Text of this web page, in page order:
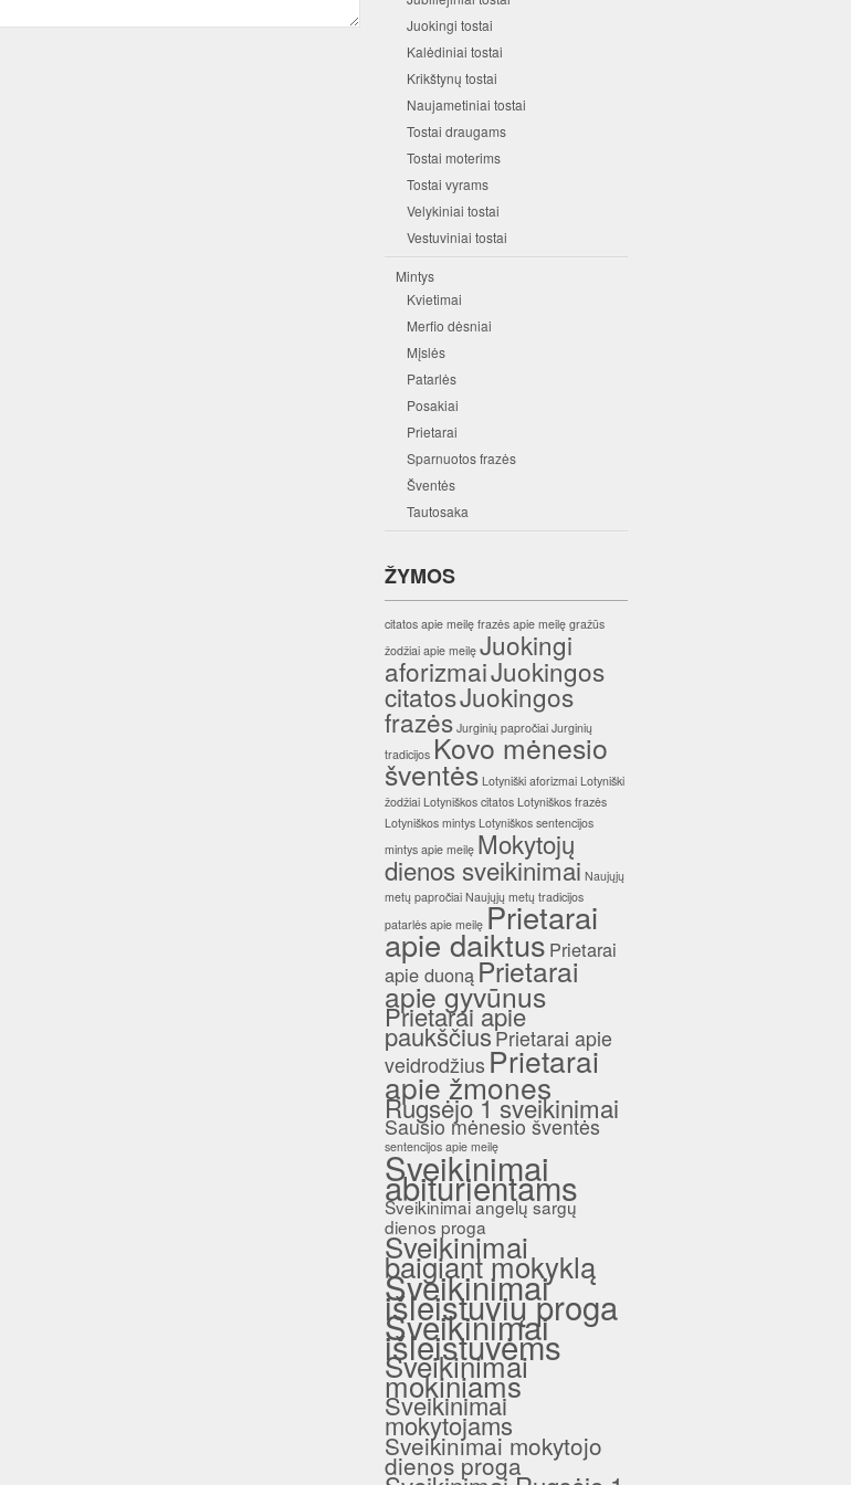
Juokingi tostai
Kalėdiniai tostai
Krikštynų tostai
Naujametiniai tostai
Tostai draugams
Tostai moterims
Tostai vyrams
Velykiniai tostai
Vestuviniai tostai
Mintys
Kvietimai
Merfio dėsniai
Mįslės
Patarlės
Posakiai
Prietarai
Sparnuotos frazės
Šventės
Tautosaka
ŽYMOS
citatos apie meilę frazės apie meilę gražūs
žodžiai apie meilę Juokingi
aforizmaiJuokingos
citatosJuokingos
frazės Jurginių papročiai Jurginių
tradicijos Kovo mėnesio
šventės Lotyniški aforizmai Lotyniški
žodžiai Lotyniškos citatos Lotyniškos frazės
Lotyniškos mintys Lotyniškos sentencijos
mintys apie meilę Mokytojų
dienos sveikinimai Naujųjų
metų papročiai Naujųjų metų tradicijos
patarlės apie meilę Prietarai
apie daiktusPrietarai
apie duoną Prietarai
apie gyvūnus
Prietarai apie
paukščiusPrietarai apie
veidrodžiusPrietarai
apie žmones
Rugsėjo 1 sveikinimai
Sausio mėnesio šventės
sentencijos apie meilę
Sveikinimai
abiturientams
Sveikinimai angelų sargų
dienos proga
Sveikinimai
baigiant mokyklą
Sveikinimai
išleistuvių proga
Sveikinimai
išleistuvėms
Sveikinimai
mokiniams
Sveikinimai
mokytojams
Sveikinimai mokytojo
dienos proga